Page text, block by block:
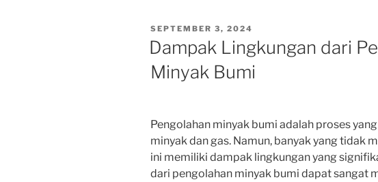
POSTED
ON
SEPTEMBER 3, 2024
Dampak Lingkungan dari
Minyak Bumi
Pengolahan minyak bumi adalah proses
minyak dan gas. Namun, banyak yang tidak
ini memiliki dampak lingkungan yang
dari pengolahan minyak bumi dapat sangat